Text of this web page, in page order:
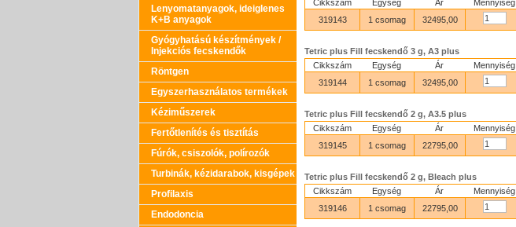
Lenyomatanyagok, ideiglenes
K+B anyagok
Gyógyhatású készítmények /
Injekciós fecskendők
Röntgen
Egyszerhasználatos termékek
Kéziműszerek
Fertőtlenítés és tisztítás
Fúrók, csiszolók, polírozók
Turbinák, kézidarabok, kisgépek
Profilaxis
Endodoncia
Cikkszám
Egység Ár
Mennyiség
319143
1 csomag 32495,00
Tetric plus Fill fecskendő 3 g, A3 plus
Cikkszám
Egység Ár
Mennyiség
319144
1 csomag 32495,00
Tetric plus Fill fecskendő 2 g, A3.5 plus
Cikkszám
Egység Ár
Mennyiség
319145
1 csomag 22795,00
Tetric plus Fill fecskendő 2 g, Bleach plus
Cikkszám
Egység Ár
Mennyiség
319146
1 csomag 22795,00